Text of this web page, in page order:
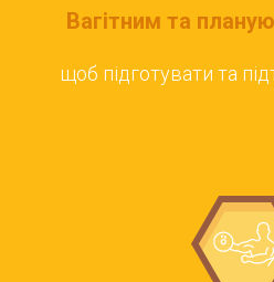
Вагітним та
щоб підготувати та